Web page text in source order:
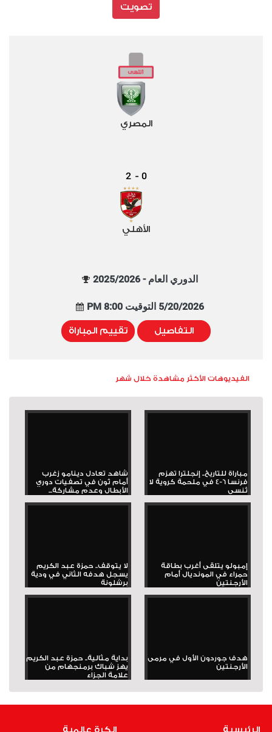
تصويت
المصري
0
-
2
الأهلي
الدوري العام - 2025/2026
5/20/2026 التوقيت 8:00 PM
التفاصيل تقييم المباراة
الفيديوهات الأكثر مشاهدة خلال شهر
مباراة للتاريخ.. إنجلترا تهزم
فرنسا 6-4 في ملحمة كروية لا
تُنسى
شاهد تعادل دينامو زغرب
أمام ثون في تصفيات دوري
الأبطال وعدم مشاركة...
إمبولو يتلقى أغرب بطاقة
حمراء في المونديال أمام
الأرجنتين
لا يتوقف.. حمزة عبد الكريم
يسجل هدفه الثاني في ودية
برشلونة
هدف جوردون الأول في مرمى
الأرجنتين
بداية مثالية.. حمزة عبد الكريم
يهز شباك برمنجهام من
علامة الجزاء